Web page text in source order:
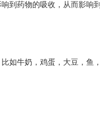
到药物的吸收，从而影响到
如牛奶，鸡蛋，大豆，鱼，